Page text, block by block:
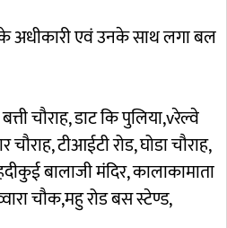
के अधीकारी एवं उनके साथ लगा बल
चौराह, डाट कि पुलिया,vरेल्वे
टीआईटी रोड, घोडा चौराह,
बालाजी मंदिर, कालाकामाता
चौक,महु रोड बस स्टेण्ड,